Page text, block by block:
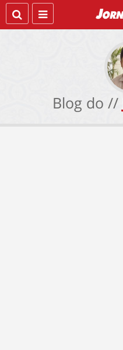
Blog do //